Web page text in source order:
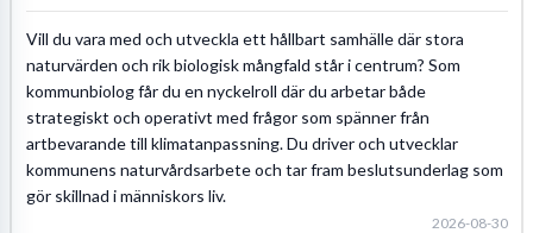
Vill du vara med och utveckla ett hållbart samhälle där stora
naturvärden och rik biologisk mångfald står i centrum? Som
kommunbiolog får du en nyckelroll där du arbetar både
strategiskt och operativt med frågor som spänner från
artbevarande till klimatanpassning. Du driver och utvecklar
kommunens naturvårdsarbete och tar fram beslutsunderlag som
gör skillnad i människors liv.
2026-08-30